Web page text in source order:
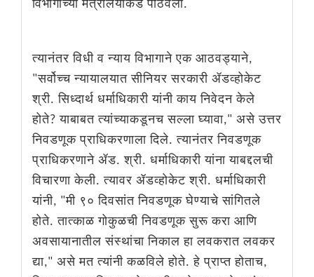
विभागाच्या मंत्रालयाकडे पाठवला.
त्यानंतर विधी व न्याय विभागाने एक आठवड्याने,
"सर्वोच्च न्यायालयात सीनियर सरकारी ॲडव्होकेट
श्री. सिध्दार्थ धर्माधिकारी यांनी काय निवेदन केले
होते? याबाबत त्यांच्याकडूनच सल्ला घ्यावा," असे उत्तर
निवडणूक प्राधिकरणाला दिले. त्यानंतर निवडणूक
प्राधिकरणाने ॲड. श्री. धर्माधिकारी यांना याबद्दलची
विचारणा केली. त्यावर ॲडव्होकेट श्री. धर्माधिकारी
यांनी, "मी ९० दिवसांत निवडणूक घेण्याचे सांगितले
होते. तात्काळ गोकुळची निवडणूक सुरू करा आणि
अवसायानातील संस्थांचा निकाल हा लवकरात लवकर
द्या," असे मत त्यांनी कळविले होते. हे प्राप्त होताच,